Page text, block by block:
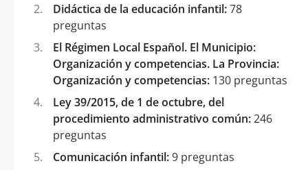
Didáctica de la educación infantil:78
preguntas
El Régimen Local Español. El Municipio:
Organización y competencias. La Provincia:
Organización y competencias: 130 preguntas
Ley 39/2015, de 1 de octubre, del
procedimiento administrativo común:246
preguntas
Comunicación infantil:9 preguntas